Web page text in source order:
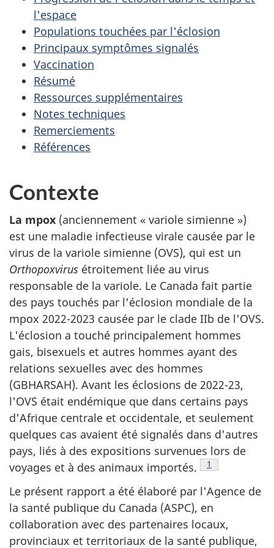
l'espace
Populations touchées par l'éclosion
Principaux symptômes signalés
Vaccination
Résumé
Ressources supplémentaires
Notes techniques
Remerciements
Références
Contexte
La mpox (anciennement « variole simienne »)
est une maladie infectieuse virale causée par le
virus de la variole simienne (OVS), qui est un
Orthopoxvirus étroitement liée au virus
responsable de la variole. Le Canada fait partie
des pays touchés par l'éclosion mondiale de la
mpox 2022-2023 causée par le clade IIb de l'OVS.
L'éclosion a touché principalement hommes
gais, bisexuels et autres hommes ayant des
relations sexuelles avec des hommes
(GBHARSAH). Avant les éclosions de 2022-23,
l'OVS était endémique que dans certains pays
d'Afrique centrale et occidentale, et seulement
quelques cas avaient été signalés dans d'autres
pays, liés à des expositions survenues lors de
voyages et à des animaux importés.
Note de bas de
1
Le présent rapport a été élaboré par l'Agence de
la santé publique du Canada (ASPC), en
collaboration avec des partenaires locaux,
provinciaux et territoriaux de la santé publique,